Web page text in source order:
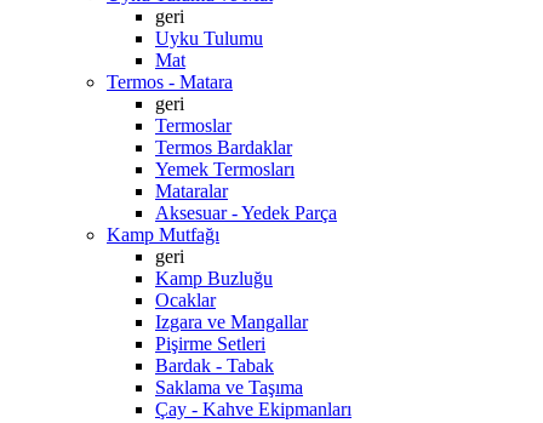
geri
Uyku Tulumu
Mat
Termos - Matara
geri
Termoslar
Termos Bardaklar
Yemek Termosları
Mataralar
Aksesuar - Yedek Parça
Kamp Mutfağı
geri
Kamp Buzluğu
Ocaklar
Izgara ve Mangallar
Pişirme Setleri
Bardak - Tabak
Saklama ve Taşıma
Çay - Kahve Ekipmanları